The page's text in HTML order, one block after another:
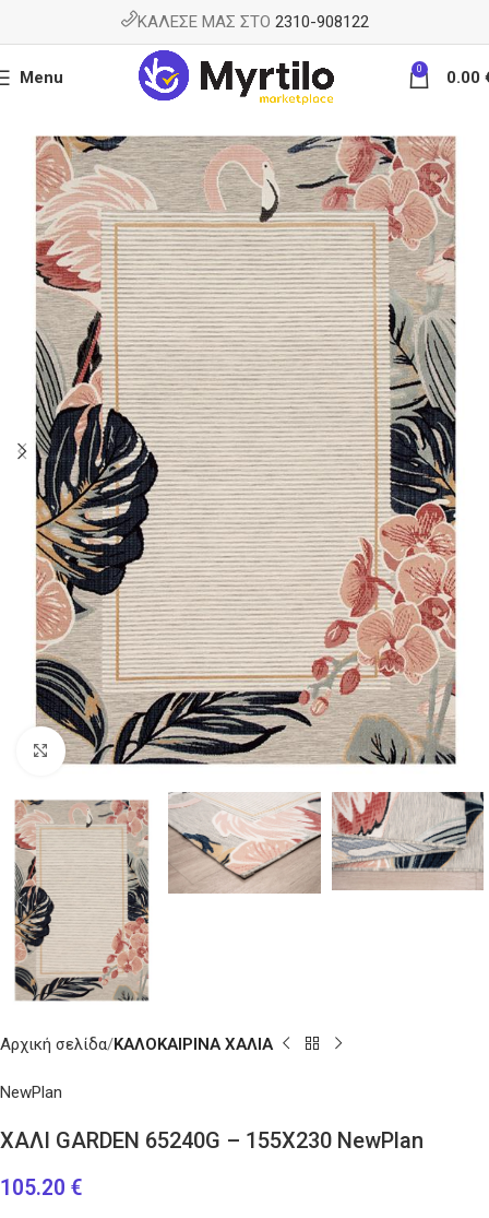
ΚΑΛΕΣΕ ΜΑΣ ΣΤΟ 2310-908122
Menu 0 0.00
Κάντε κλικ για μεγέθυνση
Αρχική σελίδα ΚΑΛΟΚΑΙΡΙΝΑ ΧΑΛΙΑ
NewPlan
ΧΑΛΙ GARDEN 65240G – 155X230 NewPlan
105.20 €